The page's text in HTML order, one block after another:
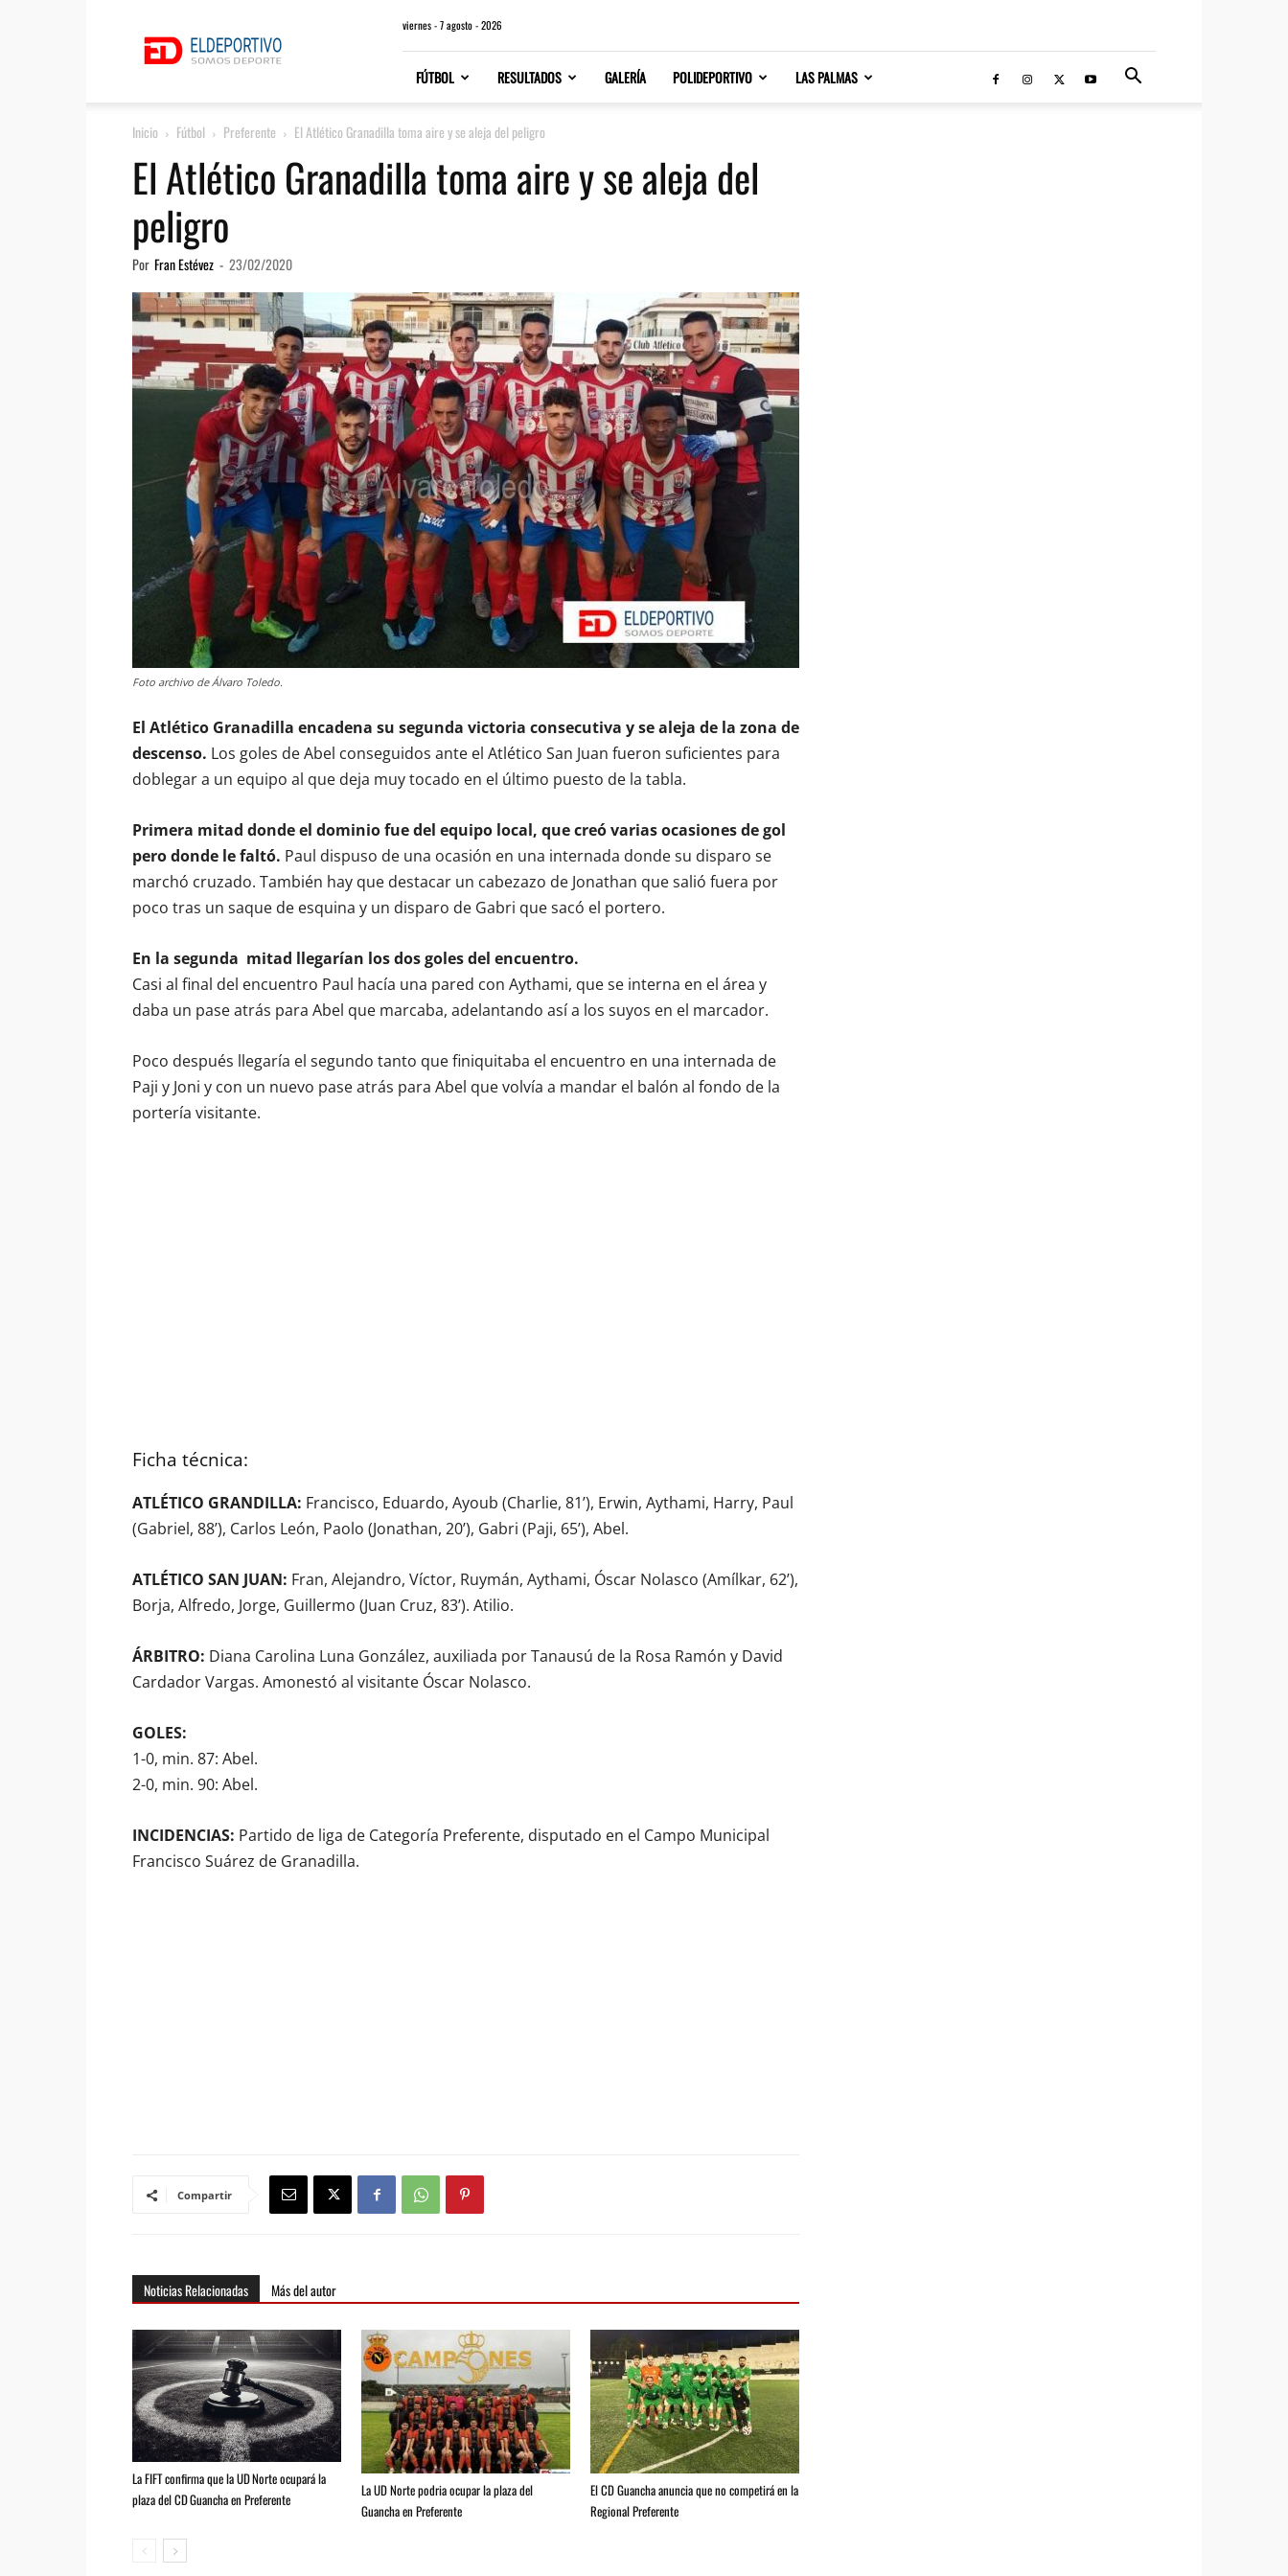
viernes - 7 agosto - 2026
FÚTBOL RESULTADOS GALERÍA POLIDEPORTIVO LAS PALMAS
Inicio Fútbol Preferente El Atlético Granadilla toma aire y se aleja del peligro
El Atlético Granadilla toma aire y se aleja del
peligro
Por Fran Estévez - 23/02/2020
Foto archivo de Álvaro Toledo.
El Atlético Granadilla encadena su segunda victoria consecutiva y se aleja de la zona de
descenso. Los goles de Abel conseguidos ante el Atlético San Juan fueron suficientes para
doblegar a un equipo al que deja muy tocado en el último puesto de la tabla.
Primera mitad donde el dominio fue del equipo local, que creó varias ocasiones de gol
pero donde le faltó. Paul dispuso de una ocasión en una internada donde su disparo se
marchó cruzado. También hay que destacar un cabezazo de Jonathan que salió fuera por
poco tras un saque de esquina y un disparo de Gabri que sacó el portero.
En la segunda mitad llegarían los dos goles del encuentro.
Casi al final del encuentro Paul hacía una pared con Aythami, que se interna en el área y
daba un pase atrás para Abel que marcaba, adelantando así a los suyos en el marcador.
Poco después llegaría el segundo tanto que finiquitaba el encuentro en una internada de
Paji y Joni y con un nuevo pase atrás para Abel que volvía a mandar el balón al fondo de la
portería visitante.
Ficha técnica:
ATLÉTICO GRANDILLA: Francisco, Eduardo, Ayoub (Charlie, 81’), Erwin, Aythami, Harry, Paul
(Gabriel, 88’), Carlos León, Paolo (Jonathan, 20’), Gabri (Paji, 65’), Abel.
ATLÉTICO SAN JUAN: Fran, Alejandro, Víctor, Ruymán, Aythami, Óscar Nolasco (Amílkar, 62’),
Borja, Alfredo, Jorge, Guillermo (Juan Cruz, 83’). Atilio.
ÁRBITRO: Diana Carolina Luna González, auxiliada por Tanausú de la Rosa Ramón y David
Cardador Vargas. Amonestó al visitante Óscar Nolasco.
GOLES:
1-0, min. 87: Abel.
2-0, min. 90: Abel.
INCIDENCIAS: Partido de liga de Categoría Preferente, disputado en el Campo Municipal
Francisco Suárez de Granadilla.
Compartir
Noticias Relacionadas Más del autor
La FIFT confirma que la UD Norte ocupará la
plaza del CD Guancha en Preferente
La UD Norte podria ocupar la plaza del
Guancha en Preferente
El CD Guancha anuncia que no competirá en la
Regional Preferente